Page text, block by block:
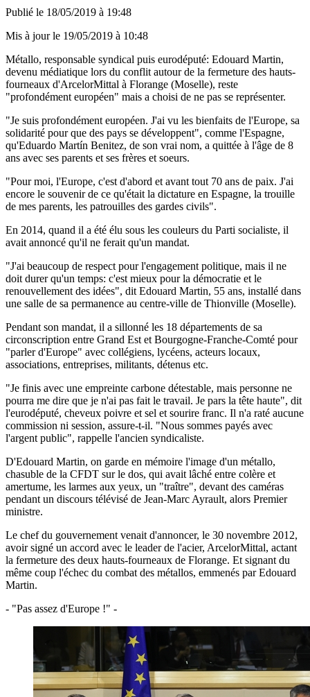
Publié le 18/05/2019 à 19:48
Mis à jour le 19/05/2019 à 10:48
Métallo, responsable syndical puis eurodéputé: Edouard Martin,
devenu médiatique lors du conflit autour de la fermeture des hauts-
fourneaux d'ArcelorMittal à Florange (Moselle), reste
"profondément européen" mais a choisi de ne pas se représenter.
"Je suis profondément européen. J'ai vu les bienfaits de l'Europe, sa
solidarité pour que des pays se développent", comme l'Espagne,
qu'Eduardo Martín Benitez, de son vrai nom, a quittée à l'âge de 8
ans avec ses parents et ses frères et soeurs.
"Pour moi, l'Europe, c'est d'abord et avant tout 70 ans de paix. J'ai
encore le souvenir de ce qu'était la dictature en Espagne, la trouille
de mes parents, les patrouilles des gardes civils".
En 2014, quand il a été élu sous les couleurs du Parti socialiste, il
avait annoncé qu'il ne ferait qu'un mandat.
"J'ai beaucoup de respect pour l'engagement politique, mais il ne
doit durer qu'un temps: c'est mieux pour la démocratie et le
renouvellement des idées", dit Edouard Martin, 55 ans, installé dans
une salle de sa permanence au centre-ville de Thionville (Moselle).
Pendant son mandat, il a sillonné les 18 départements de sa
circonscription entre Grand Est et Bourgogne-Franche-Comté pour
"parler d'Europe" avec collégiens, lycéens, acteurs locaux,
associations, entreprises, militants, détenus etc.
"Je finis avec une empreinte carbone détestable, mais personne ne
pourra me dire que je n'ai pas fait le travail. Je pars la tête haute", dit
l'eurodéputé, cheveux poivre et sel et sourire franc. Il n'a raté aucune
commission ni session, assure-t-il. "Nous sommes payés avec
l'argent public", rappelle l'ancien syndicaliste.
D'Edouard Martin, on garde en mémoire l'image d'un métallo,
chasuble de la CFDT sur le dos, qui avait lâché entre colère et
amertume, les larmes aux yeux, un "traître", devant des caméras
pendant un discours télévisé de Jean-Marc Ayrault, alors Premier
ministre.
Le chef du gouvernement venait d'annoncer, le 30 novembre 2012,
avoir signé un accord avec le leader de l'acier, ArcelorMittal, actant
la fermeture des deux hauts-fourneaux de Florange. Et signant du
même coup l'échec du combat des métallos, emmenés par Edouard
Martin.
- "Pas assez d'Europe !" -